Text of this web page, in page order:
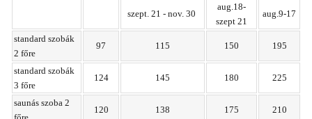
szept. 21 - nov. 30
aug.18-
szept 21
aug.9-17
standard szobák
2 főre
97 115 150 195
standard szobák
3 főre
124 145 180 225
saunás szoba 2
120 138 175 210